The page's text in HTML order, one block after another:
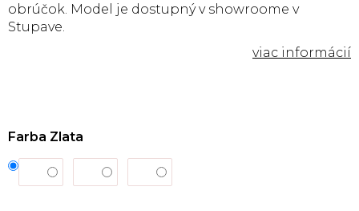
Farba Zlata
obrúčok. Model je dostupný v showroome v
Stupave.